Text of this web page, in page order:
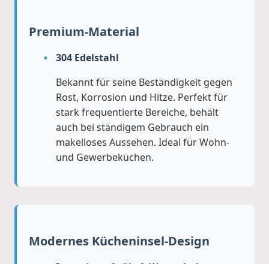
Premium-Material
304 Edelstahl
Bekannt für seine Beständigkeit gegen
Rost, Korrosion und Hitze. Perfekt für
stark frequentierte Bereiche, behält
auch bei ständigem Gebrauch ein
makelloses Aussehen. Ideal für Wohn-
und Gewerbeküchen.
Modernes Kücheninsel-Design